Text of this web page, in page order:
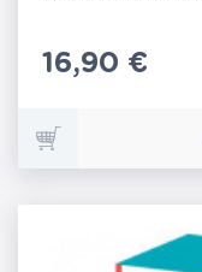
Prix
16,90 €